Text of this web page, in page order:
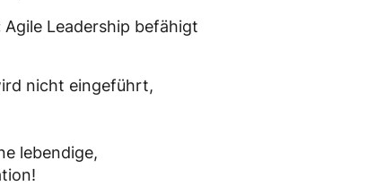
Agile Leadership befähigt
nicht eingeführt,
lebendige,